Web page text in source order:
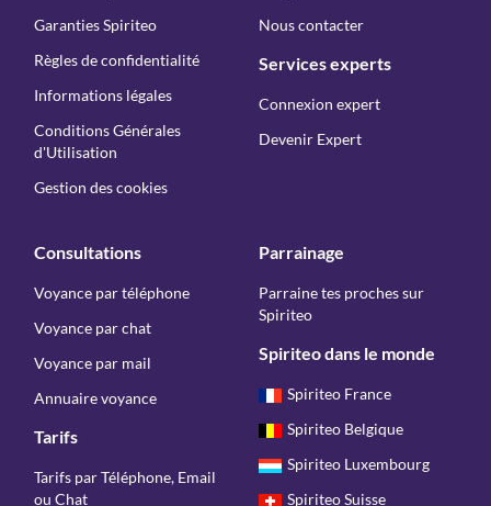
Garanties Spiriteo
Règles de confidentialité
Informations légales
Conditions Générales
d'Utilisation
Gestion des cookies
Nous contacter
Services experts
Connexion expert
Devenir Expert
Consultations
Voyance par téléphone
Voyance par chat
Voyance par mail
Annuaire voyance
Tarifs
Tarifs par Téléphone, Email
ou Chat
Parrainage
Parraine tes proches sur
Spiriteo
Spiriteo dans le monde
Spiriteo France
Spiriteo Belgique
Spiriteo Luxembourg
Spiriteo Suisse